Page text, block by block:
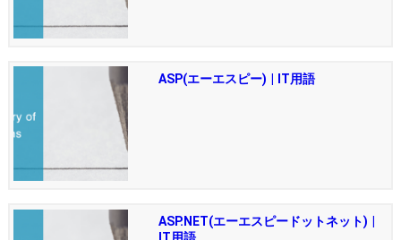
ASP(エーエスピー) | IT用語
ASP.NET(エーエスピードットネット) |